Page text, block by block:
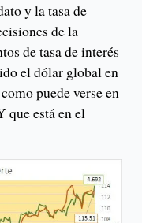
y la tasa de
de la
de tasa de interés
el dólar global en
puede verse en
está en el